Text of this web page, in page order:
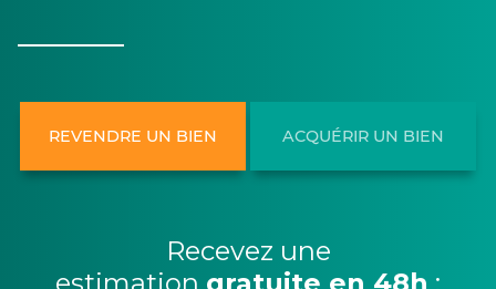
REVENDRE UN BIEN ACQUÉRIR UN BIEN